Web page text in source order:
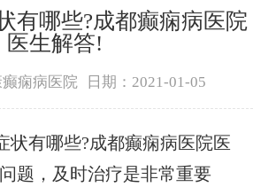
有哪些?成都癫痫病医院
医生解答!
痫病医院 日期：2021-01-05
有哪些?成都癫痫病医院医
题，及时治疗是非常重要